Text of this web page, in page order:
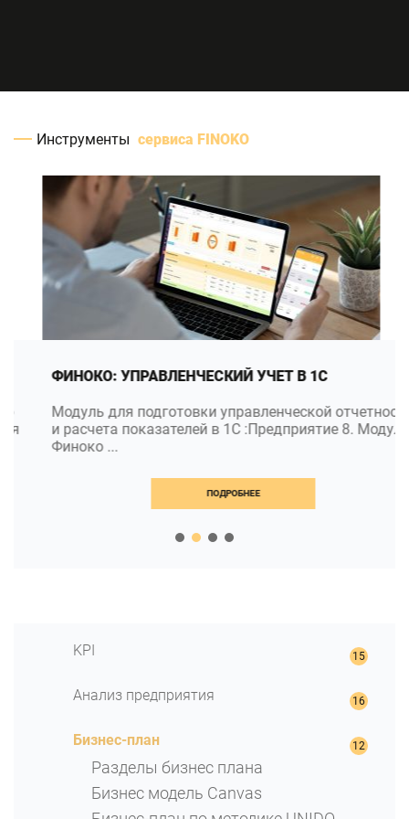
Инструменты сервиса FINOKO
ФИНОКО: УПРАВЛЕНЧЕСКИЙ УЧЕТ В 1С
Модуль для подготовки управленческой отчетности
и расчета показателей в 1С :Предприятие 8. Модуль
Финоко ...
ПОДРОБНЕЕ
KPI
целей
KPI юриста: оцениваем качество
деятельности с помощью ключевых
показателей
Ключевые показатели HR-отдела
Анализ предприятия
Методы финансового анализа
Структура имущества
Финансовая устойчивость
Бизнес-план
Разделы бизнес плана
Бизнес модель Canvas